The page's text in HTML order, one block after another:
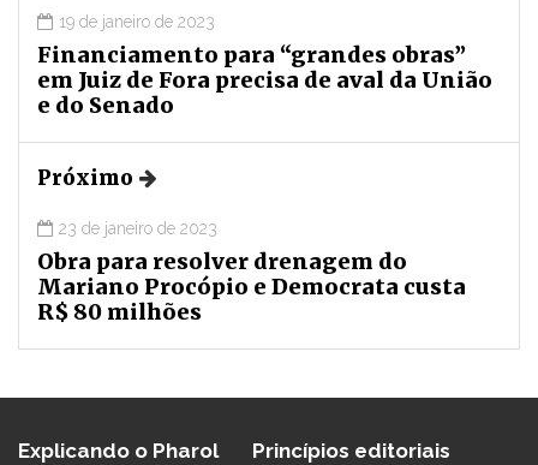
19 de janeiro de 2023
Financiamento para “grandes obras”
em Juiz de Fora precisa de aval da União
e do Senado
Próximo
23 de janeiro de 2023
Obra para resolver drenagem do
Mariano Procópio e Democrata custa
R$ 80 milhões
Explicando o Pharol
Princípios editoriais